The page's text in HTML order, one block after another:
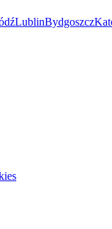
LublinBydgoszcz